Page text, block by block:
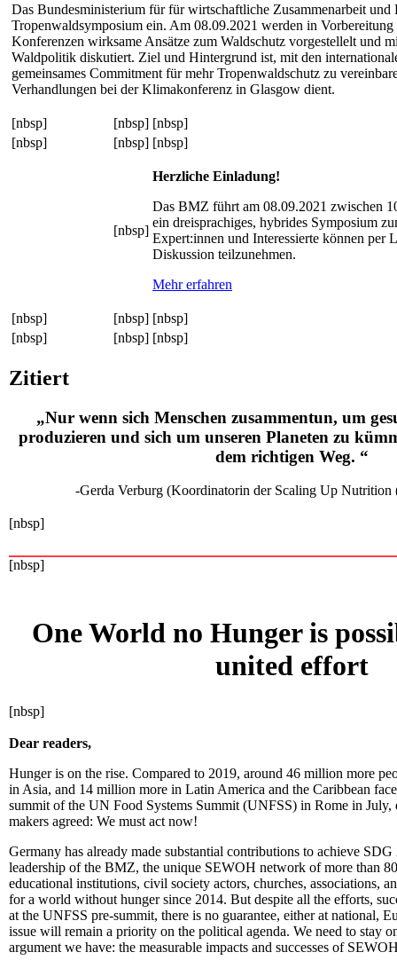
Das Bundesministerium für für wirtschaftliche Zusammenarbeit
Tropenwaldsymposium ein. Am 08.09.2021 werden in
Konferenzen wirksame Ansätze zum Waldschutz vorgestellelt und
Waldpolitik diskutiert. Ziel und Hintergrund ist, mit den
gemeinsames Commitment für mehr Tropenwaldschutz zu
Verhandlungen bei der Klimakonferenz in Glasgow dient.
[nbsp] [nbsp] [nbsp]
[nbsp]
[nbsp] [nbsp]
[nbsp]
Herzliche Einladung!
Das BMZ führt am 08.09.2021 zwischen
ein dreisprachiges, hybrides Symposium
Expert:innen und Interessierte können per
Diskussion teilzunehmen.
Mehr erfahren
[nbsp] [nbsp] [nbsp]
[nbsp]
[nbsp] [nbsp]
Zitiert
„Nur wenn sich Menschen zusammentun, um
produzieren und sich um unseren Planeten zu
dem richtigen Weg. “
-Gerda Verburg (Koordinatorin der Scaling Up
[nbsp]
[nbsp]
One World no Hunger is
united effort
[nbsp]
Dear readers,
Hunger is on the rise. Compared to 2019, around 46 million more
in Asia, and 14 million more in Latin America and the Caribbean
summit of the UN Food Systems Summit (UNFSS) in Rome in July,
makers agreed: We must act now!
Germany has already made substantial contributions to achieve
leadership of the BMZ, the unique SEWOH network of more than
educational institutions, civil society actors, churches, associations,
for a world without hunger since 2014. But despite all the efforts,
at the UNFSS pre-summit, there is no guarantee, either at national,
issue will remain a priority on the political agenda. We need to stay
argument we have: the measurable impacts and successes of